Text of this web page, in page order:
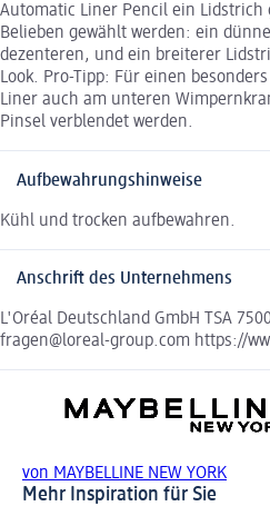
Automatic Liner Pencil ein Lidstrich
Belieben gewählt werden: ein
dezenteren, und ein breiterer
Look. Pro-Tipp: Für einen
Liner auch am unteren
Pinsel verblendet werden.
Aufbewahrungshinweise
Kühl und trocken aufbewahren.
Anschrift des Unternehmens
L'Oréal Deutschland GmbH TSA
fragen@loreal-group.com https://
von MAYBELLINE NEW YORK
Mehr Inspiration für Sie